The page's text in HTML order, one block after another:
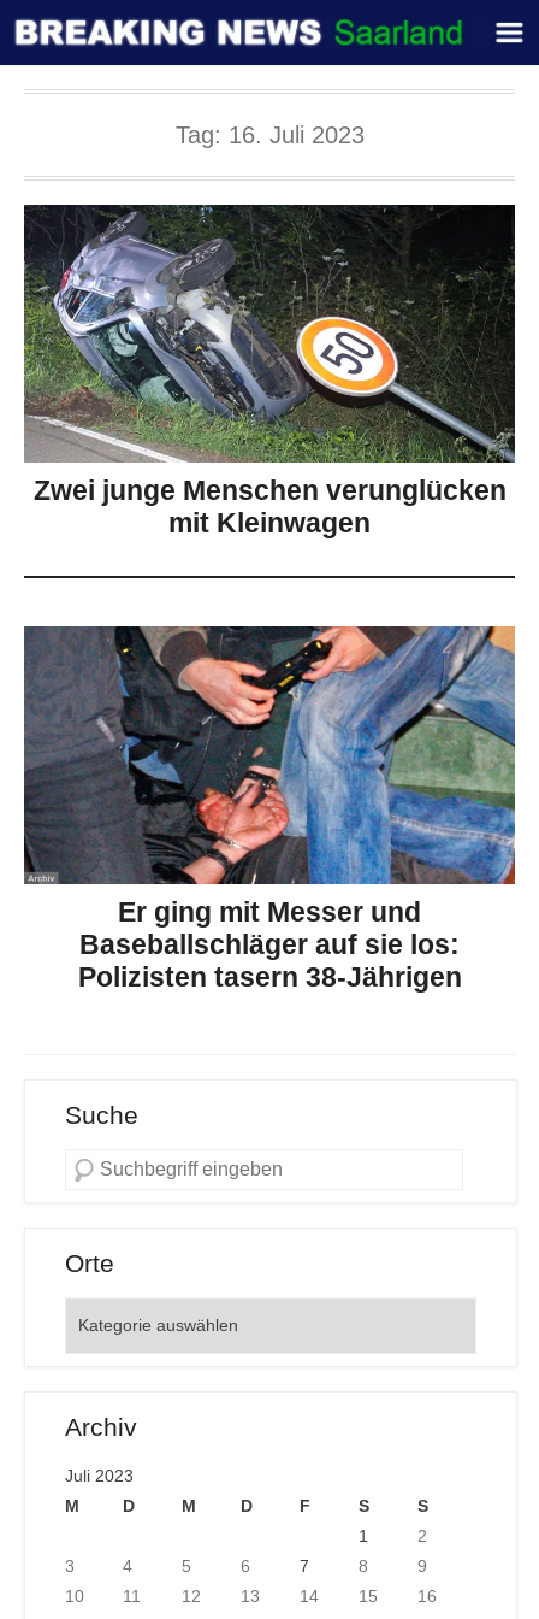
Tag: 16. Juli 2023
Zwei junge Menschen verunglücken
mit Kleinwagen
Er ging mit Messer und
Baseballschläger auf sie los:
Polizisten tasern 38-Jährigen
Suche
Orte
Archiv
Juli 2023
M
D M D F S
S
1
2
3
4 5 6 7 8
9
10
11 12 13 14 15
16